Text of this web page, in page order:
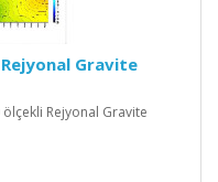
Gravite
ölçekli Rejyonal Gravite